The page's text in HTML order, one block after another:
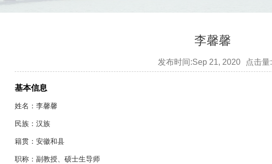
李馨馨​
发布时间:Sep 21, 2020 点击量:
基本信息
姓名：李馨馨
民族：汉族
籍贯：安徽和县
职称：副教授、硕士生导师